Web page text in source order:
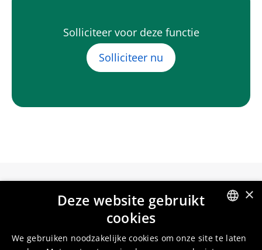
Solliciteer voor deze functie
Solliciteer nu
×
Deze website gebruikt
cookies
We gebruiken noodzakelijke cookies om onze site te laten